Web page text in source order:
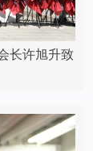
长许旭升致